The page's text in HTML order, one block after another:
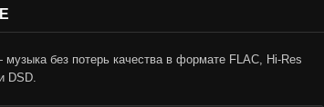
без потерь качества в формате FLAC, Hi-Res
DSD.